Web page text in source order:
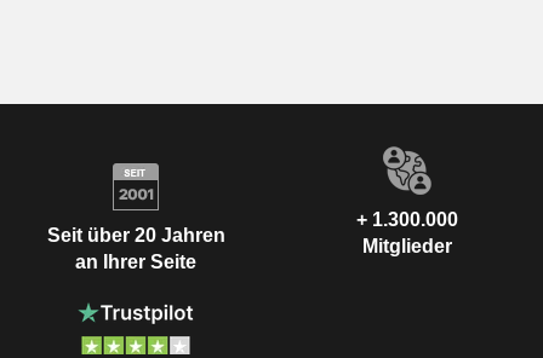
Seit über 20 Jahren
an Ihrer Seite
+ 1.300.000
Mitglieder